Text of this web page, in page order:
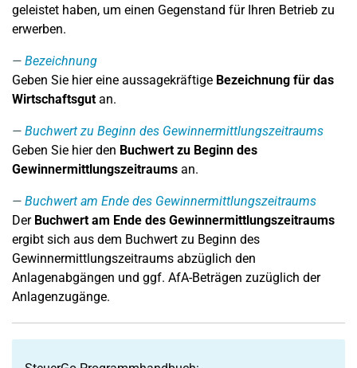
geleistet haben, um einen Gegenstand für Ihren Betrieb zu
erwerben.
Bezeichnung
Geben Sie hier eine aussagekräftige Bezeichnung für das
Wirtschaftsgutan.
Buchwert zu Beginn des Gewinnermittlungszeitraums
Geben Sie hier den Buchwert zu Beginn des
Gewinnermittlungszeitraums an.
Buchwert am Ende des Gewinnermittlungszeitraums
Der Buchwert am Ende des Gewinnermittlungszeitraums
ergibt sich aus dem Buchwert zu Beginn des
Gewinnermittlungszeitraums abzüglich den
Anlagenabgängen und ggf. AfA-Beträgen zuzüglich der
Anlagenzugänge.